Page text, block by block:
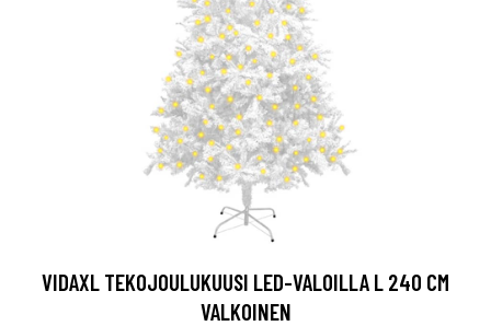
VIDAXL TEKOJOULUKUUSI LED-VALOILLA L 240 CM
VALKOINEN